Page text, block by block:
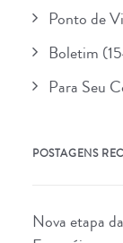
Ponto de
Boletim
Para Seu
POSTAGENS
Nova etapa